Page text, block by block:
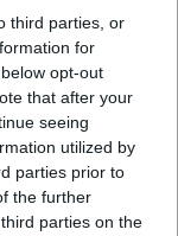
third parties, or
for
opt-out
that after your
seeing
utilized by
parties prior to
the further
parties on the